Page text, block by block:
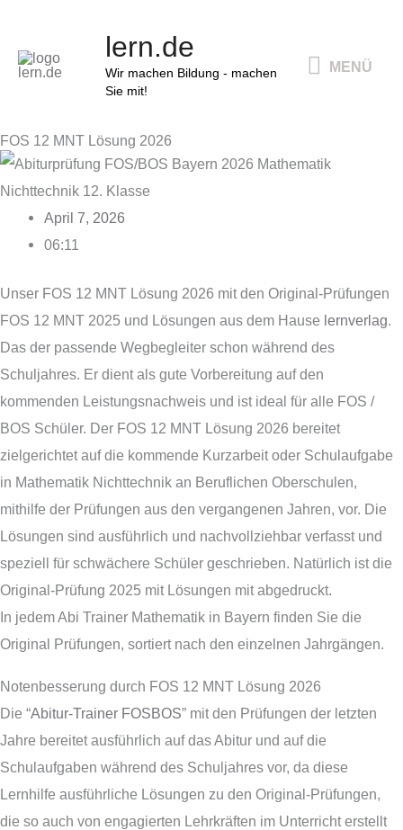
springen
lern.de
Wir machen Bildung - machen
Sie mit!
MENÜ
FOS 12 MNT Lösung 2026
April 7, 2026
06:11
Unser FOS 12 MNT Lösung 2026 mit den Original-Prüfungen
FOS 12 MNT 2025 und Lösungen aus dem Hause lernverlag.
Das der passende Wegbegleiter schon während des
Schuljahres. Er dient als gute Vorbereitung auf den
kommenden Leistungsnachweis und ist ideal für alle FOS /
BOS Schüler. Der FOS 12 MNT Lösung 2026 bereitet
zielgerichtet auf die kommende Kurzarbeit oder Schulaufgabe
in Mathematik Nichttechnik an Beruflichen Oberschulen,
mithilfe der Prüfungen aus den vergangenen Jahren, vor. Die
Lösungen sind ausführlich und nachvollziehbar verfasst und
speziell für schwächere Schüler geschrieben. Natürlich ist die
Original-Prüfung 2025 mit Lösungen mit abgedruckt.
In jedem Abi Trainer Mathematik in Bayern finden Sie die
Original Prüfungen, sortiert nach den einzelnen Jahrgängen.
Notenbesserung durch FOS 12 MNT Lösung 2026
Die “Abitur-Trainer FOSBOS” mit den Prüfungen der letzten
Jahre bereitet ausführlich auf das Abitur und auf die
Schulaufgaben während des Schuljahres vor, da diese
Lernhilfe ausführliche Lösungen zu den Original-Prüfungen,
die so auch von engagierten Lehrkräften im Unterricht erstellt